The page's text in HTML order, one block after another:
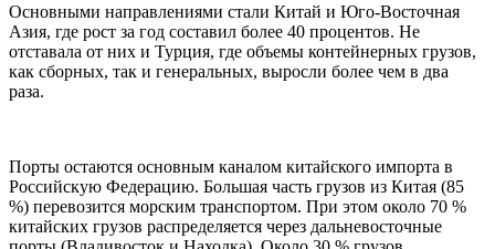
Основными направлениями стали Китай и Юго-Восточная
Азия, где рост за год составил более 40 процентов. Не
отставала от них и Турция, где объемы контейнерных грузов,
как сборных, так и генеральных, выросли более чем в два
раза.
Порты остаются основным каналом китайского импорта в
Российскую Федерацию. Большая часть грузов из Китая (85
%) перевозится морским транспортом. При этом около 70 %
китайских грузов распределяется через дальневосточные